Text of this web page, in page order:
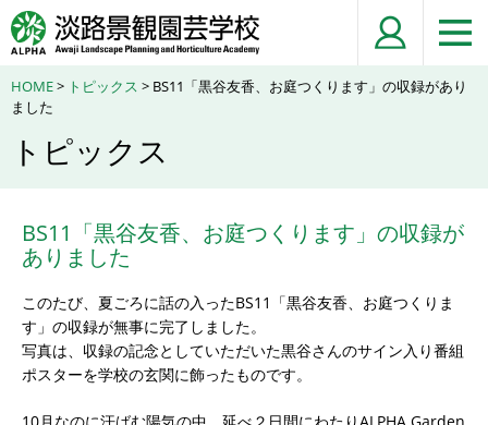
HOME> トピックス > BS11「黒谷友香、お庭つくります」の収録があり
ました
トピックス
BS11「黒谷友香、お庭つくります」の収録が
ありました
このたび、夏ごろに話の入ったBS11「黒谷友香、お庭つくりま
す」の収録が無事に完了しました。
写真は、収録の記念としていただいた黒谷さんのサイン入り番組
ポスターを学校の玄関に飾ったものです。